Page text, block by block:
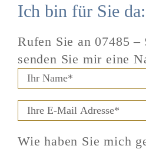
Ich bin für Sie da:
Rufen Sie an 07485 –
senden Sie mir eine
Wie haben Sie mich